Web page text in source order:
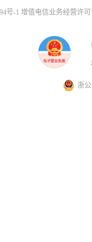
号-1 增值电信业务经营许
浙公